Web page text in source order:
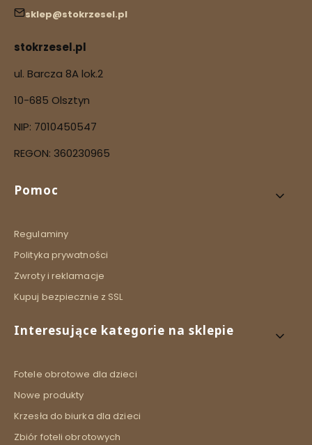
sklep@stokrzesel.pl
stokrzesel.pl
ul. Barcza 8A lok.2
10-685 Olsztyn
NIP: 7010450547
REGON: 360230965
Linki w stopce
Pomoc
Regulaminy
Polityka prywatności
Zwroty i reklamacje
Kupuj bezpiecznie z SSL
Interesujące kategorie na sklepie
Fotele obrotowe dla dzieci
Nowe produkty
Krzesła do biurka dla dzieci
Zbiór foteli obrotowych